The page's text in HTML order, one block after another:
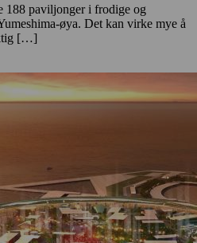
188 paviljonger i frodige og
øya. Det kan virke mye å
[…]